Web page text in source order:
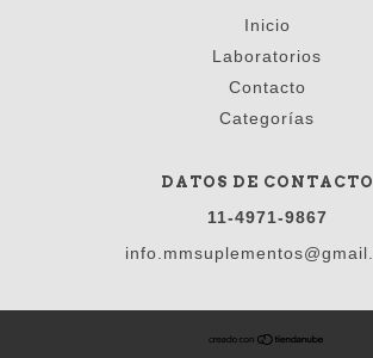
Inicio
Laboratorios
Contacto
Categorías
DATOS DE CONTACTO
11-4971-9867